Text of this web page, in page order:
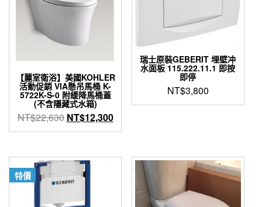
【麗室衛浴】美國KOHLER
活動促銷 VIA懸吊馬桶 K-
5722K-S-0 附緩降馬桶蓋
(不含隱藏式水箱)
NT$22,630 原
始
格：
NT$22,630。
NT$12,300目
前
格：
NT$12,300。
瑞士原裝GEBERIT 埋壁冲
水面板 115.222.11.1 即按
即停
NT$3,800
特價